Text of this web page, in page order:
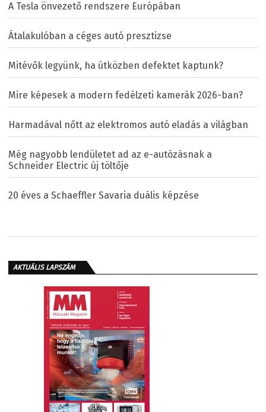
A Tesla önvezető rendszere Európában
Átalakulóban a céges autó presztizse
Mitévők legyünk, ha útközben defektet kaptunk?
Mire képesek a modern fedélzeti kamerák 2026-ban?
Harmadával nőtt az elektromos autó eladás a világban
Még nagyobb lendületet ad az e-autózásnak a
Schneider Electric új töltője
20 éves a Schaeffler Savaria duális képzése
AKTUÁLIS LAPSZÁM